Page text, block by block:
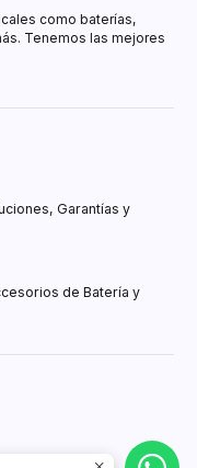
como baterías,
Tenemos las mejores
Garantías y
de Batería y